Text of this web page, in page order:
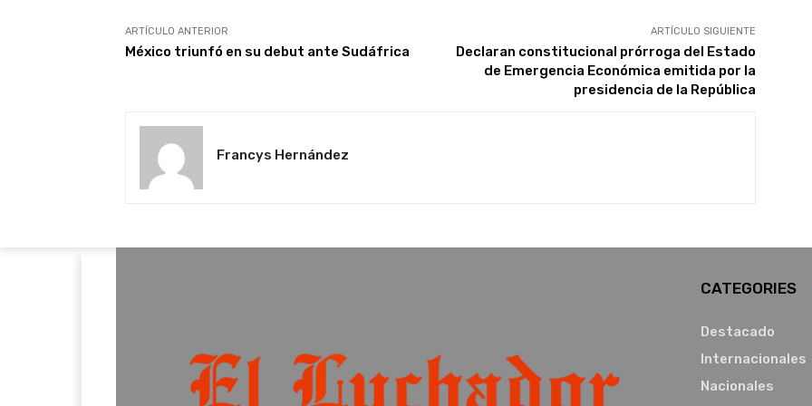
ARTÍCULO ANTERIOR
México triunfó en su debut ante Sudáfrica
ARTÍCULO SIGUIENTE
Declaran constitucional prórroga del Estado
de Emergencia Económica emitida por la
presidencia de la República
Francys Hernández
CATEGORIES
Destacado
Internacionales
Nacionales